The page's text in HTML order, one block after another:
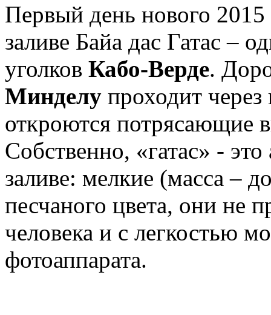
Первый день нового
заливе Байа дас Гатас –
уголков Кабо-Верде.
Минделу проходит
откроются потрясающие
Собственно, «гатас» -
заливе: мелкие (масса –
песчаного цвета, они не
человека и с легкостью
фотоаппарата.